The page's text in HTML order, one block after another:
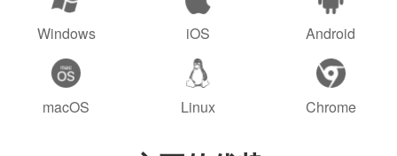
Windows iOS Android
macOS Linux Chrome